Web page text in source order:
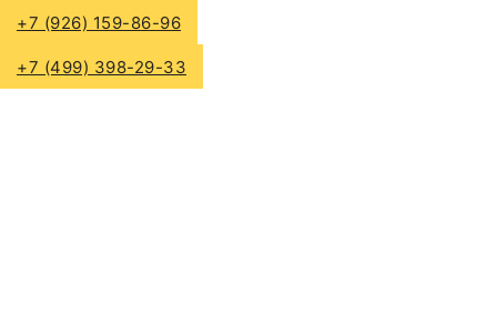
+7 (926) 159-86-96
+7 (499) 398-29-33